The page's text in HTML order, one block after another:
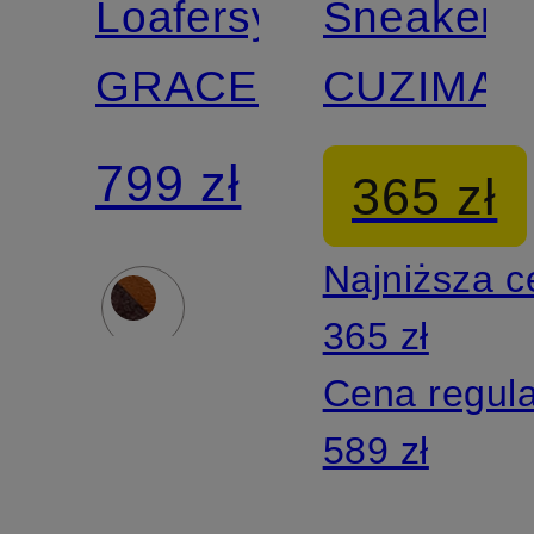
Loafersy
GRACELYN
799 zł
CUZIMA
365 zł
Najniższa
365 zł
Cena
589 zł